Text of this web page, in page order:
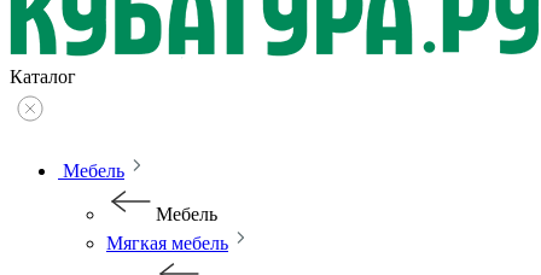
Каталог
Мебель
Мебель
Мягкая мебель